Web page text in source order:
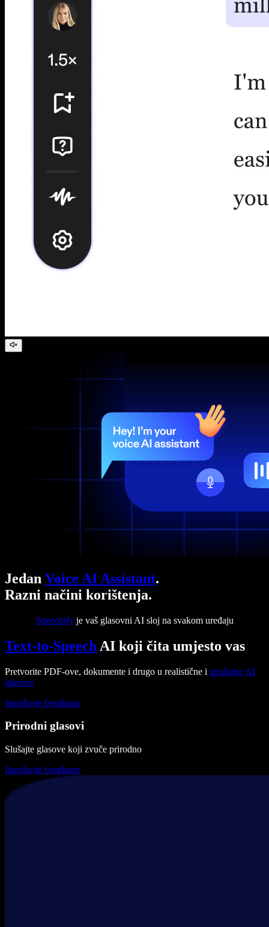
Jedan Voice AI Assistant.
Razni načini korištenja.
Speechifyje vaš glasovni AI sloj na svakom uređaju
Text-to-Speech AI koji čita umjesto vas
Pretvorite PDF-ove, dokumente i drugo u realistične i izražajne AI
glasove
Isprobajte besplatno
Prirodni glasovi
Slušajte glasove koji zvuče prirodno
Isprobajte besplatno